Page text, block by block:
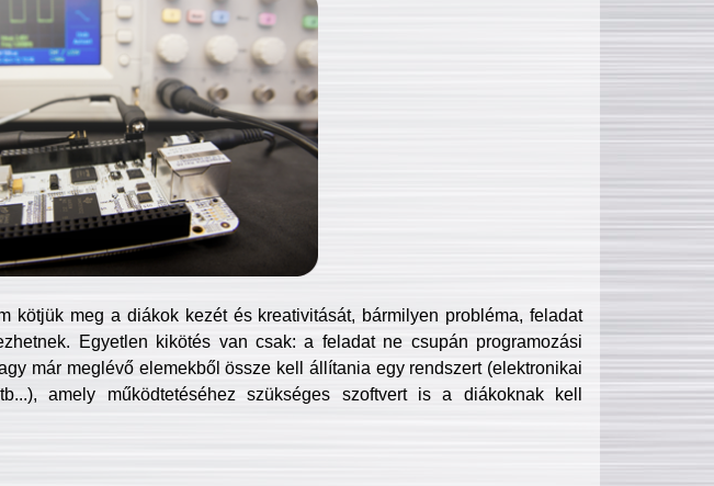
kötjük meg a diákok kezét és kreativitását, bármilyen probléma, feladat
Egyetlen kikötés van csak: a feladat ne csupán programozási
már meglévő elemekből össze kell állítania egy rendszert (elektronikai
amely működtetéséhez szükséges szoftvert is a diákoknak kell